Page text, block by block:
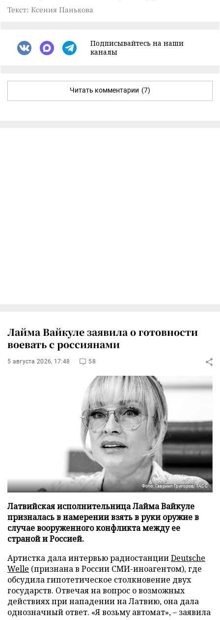
Текст: Ксения Панькова
Подписывайтесь на наши
каналы
Читать комментарии (7)
Лайма Вайкуле заявила о готовности
воевать с россиянами
5 августа 2026, 17:48 58
Фото: Гавриил Григоров/ТАСС
Латвийская исполнительница Лайма Вайкуле
призналась в намерении взять в руки оружие в
случае вооруженного конфликта между ее
страной и Россией.
Артистка дала интервью радиостанцииDeutsche
Welle (признана в России СМИ-иноагентом), где
обсудила гипотетическое столкновение двух
государств. Отвечая на вопрос о возможных
действиях при нападении на Латвию, она дала
однозначный ответ. «Я возьму автомат», – заявила